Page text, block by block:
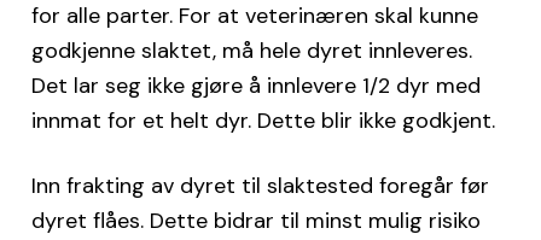
for alle parter. For at veterinæren skal kunne
godkjenne slaktet, må hele dyret innleveres.
Det lar seg ikke gjøre å innlevere 1/2 dyr med
innmat for et helt dyr. Dette blir ikke godkjent.
Inn frakting av dyret til slaktested foregår før
dyret flåes. Dette bidrar til minst mulig risiko